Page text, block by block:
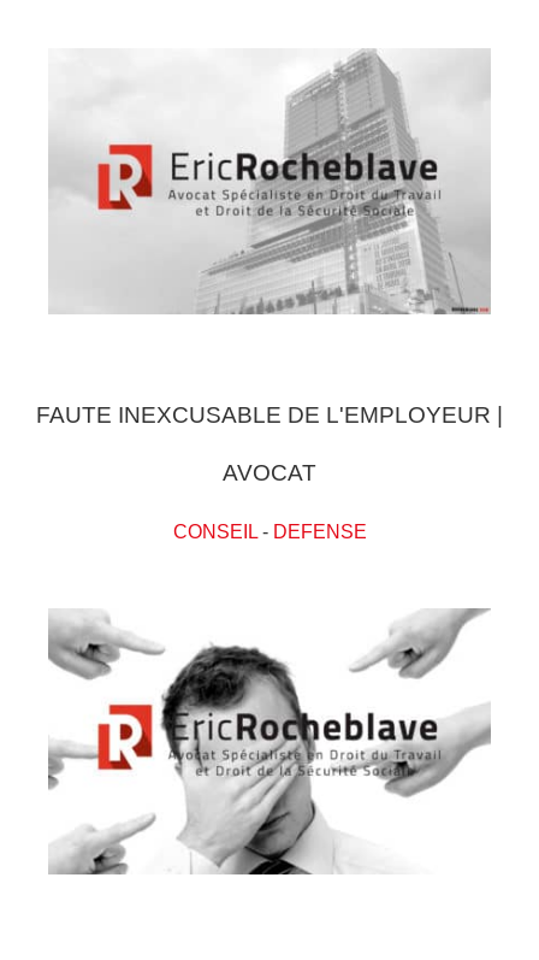
FAUTE INEXCUSABLE DE L'EMPLOYEUR |
AVOCAT
CONSEIL- DEFENSE